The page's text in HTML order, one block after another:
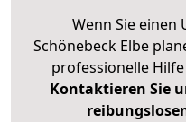
Wenn Sie einen
Schönebeck Elbe
professionelle
Kontaktieren Sie